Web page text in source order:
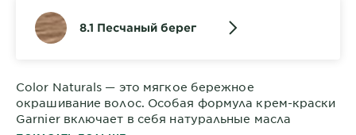
8.1 Песчаный берег
Color Naturals — это мягкое бережное
окрашивание волос. Особая формула крем-краски
Garnier включает в себя натуральные масла